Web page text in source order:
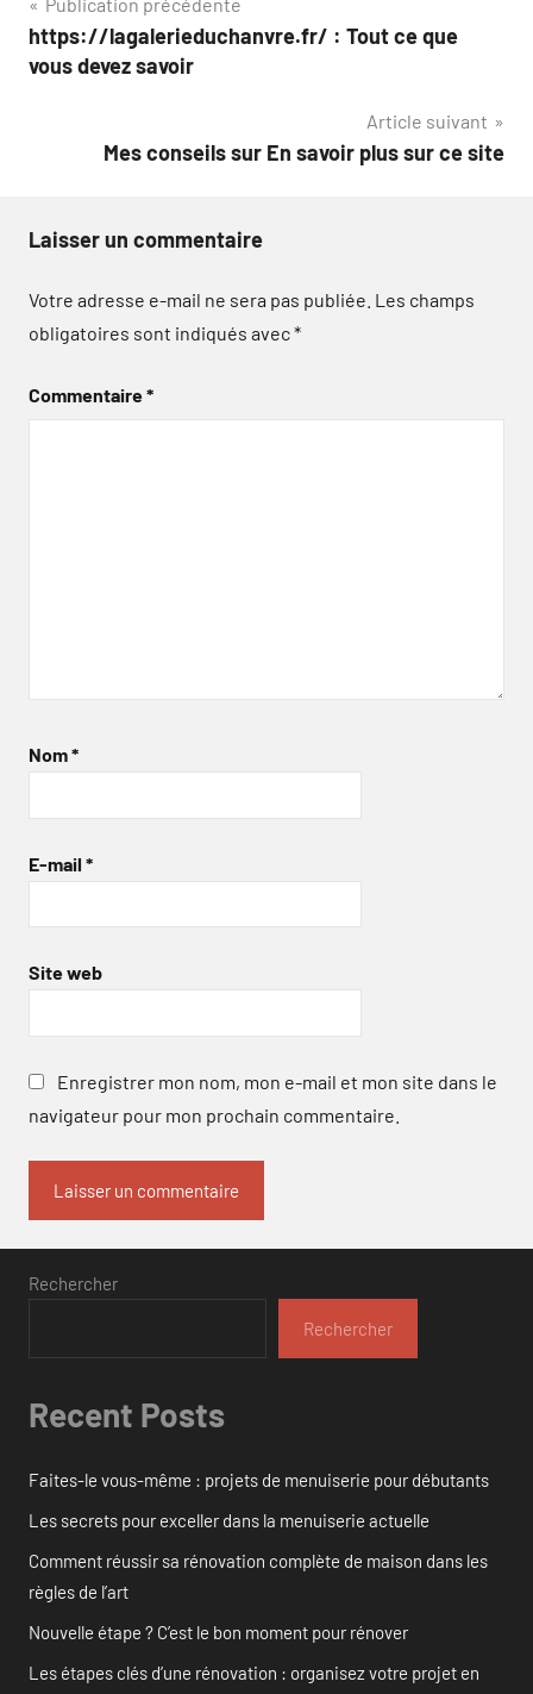
Navigation
de
https://lagalerieduchanvre.fr/ : Tout ce que
vous devez savoir
Article suivant
Mes conseils sur En savoir plus sur ce site
Laisser un commentaire
Votre adresse e-mail ne sera pas publiée. Les champs
obligatoires sont indiqués avec*
Commentaire*
Nom*
E-mail *
Site web
Enregistrer mon nom, mon e-mail et mon site dans le
navigateur pour mon prochain commentaire.
Rechercher
Rechercher
Recent Posts
Faites-le vous-même : projets de menuiserie pour débutants
Les secrets pour exceller dans la menuiserie actuelle
Comment réussir sa rénovation complète de maison dans les
règles de l’art
Nouvelle étape ? C’est le bon moment pour rénover
Les étapes clés d’une rénovation : organisez votre projet en